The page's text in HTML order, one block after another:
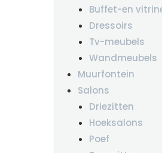
Buffet-en
Dressoirs
Tv-meubels
Wandmeubels
Muurfontein
Salons
Driezitten
Hoeksalons
Poef